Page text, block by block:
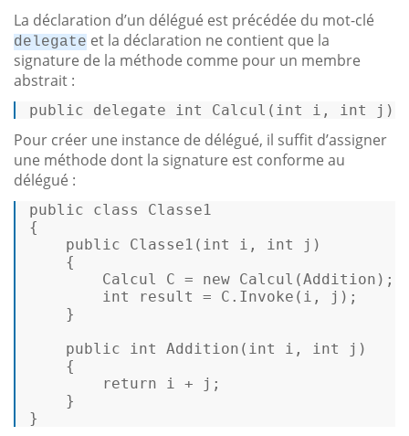
La déclaration d’un délégué est précédée du mot-clé
delegate et la déclaration ne contient que la
signature de la méthode comme pour un membre
abstrait :
public delegate int Calcul ( int i, int j )
Pour créer une instance de délégué, il suffit d’assigner
une méthode dont la signature est conforme au
délégué :
public class
Classe1
{
public
Classe1 ( int i, int
j)
{
Calcul
C = new Calcul (Addition);
int
result = C.Invoke(i, j);
}
public
int Addition ( int i, int
j)
{
return i + j;
}
}